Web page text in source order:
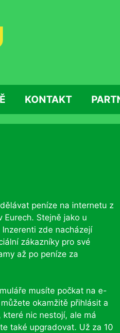
KONTAKT
peníze na internetu z
Stejně jako u
zde nacházejí
zákazníky pro své
až po peníze za
musíte počkat na e-
okamžitě přihlásit a
nic nestojí, ale má
také upgradovat. Už za 10